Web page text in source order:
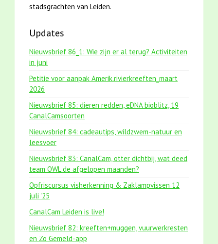
stadsgrachten van Leiden.
Updates
Nieuwsbrief 86_1: Wie zijn er al terug? Activiteiten
in juni
Petitie voor aanpak Amerik.rivierkreeften_maart
2026
Nieuwsbrief 85: dieren redden, eDNA bioblitz, 19
CanalCamsoorten
Nieuwsbrief 84: cadeautips, wildzwem-natuur en
leesvoer
Nieuwsbrief 83: CanalCam, otter dichtbij, wat deed
team OWL de afgelopen maanden?
Opfriscursus visherkenning & Zaklampvissen 12
juli '25
CanalCam Leiden is live!
Nieuwsbrief 82: kreeften+muggen, vuurwerkresten
en Zo Gemeld-app